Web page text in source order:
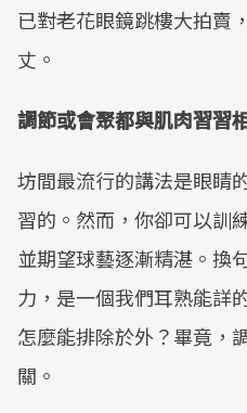
已對老花眼鏡跳樓大拍賣
丈。
調節或會聚都與肌肉習習
坊間最流行的講法是眼睛
習的。然而，你卻可以訓
並期望球藝逐漸精湛。換
力，是一個我們耳熟能詳
怎麼能排除於外？畢竟，
關。